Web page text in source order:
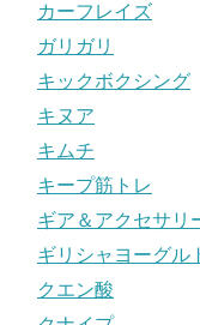
カーフレイズ
ガリガリ
キックボクシング
キヌア
キムチ
キープ筋トレ
ギア＆アクセサリ
ギリシャヨーグル
クエン酸